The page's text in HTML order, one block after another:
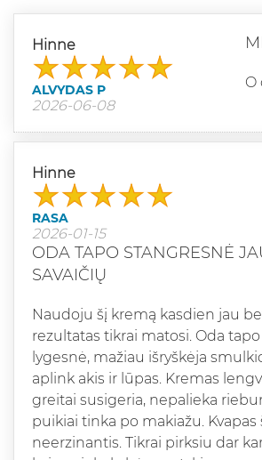
Hinne
ALVYDAS P
2026-06-08
O
Hinne
RASA
2026-01-15
ODA TAPO STANGRESNĖ
SAVAIČIŲ
Naudoju šį kremą kasdien jau
rezultatas tikrai matosi. Oda
lygesnė, mažiau išryškėja
aplink akis ir lūpas. Kremas
greitai susigeria, nepalieka
puikiai tinka po makiažu. Kvapas
neerzinantis. Tikrai pirksiu dar